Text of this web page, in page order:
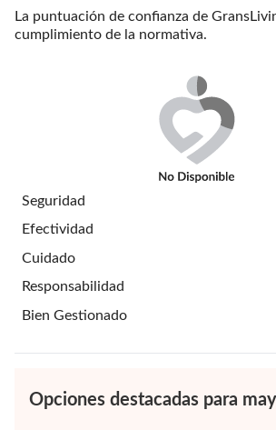
La puntuación de confianza de
cumplimiento de la normativa.
Seguridad
Efectividad
Cuidado
Responsabilidad
Bien Gestionado
Opciones destacadas para